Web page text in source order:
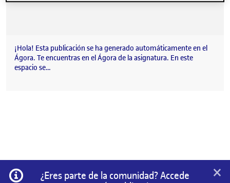
¡Hola! Esta publicación se ha generado automáticamente en el
Ágora. Te encuentras en el Ágora de la asignatura. En este
espacio se…
Información
¿Eres parte de la comunidad? Accede
×